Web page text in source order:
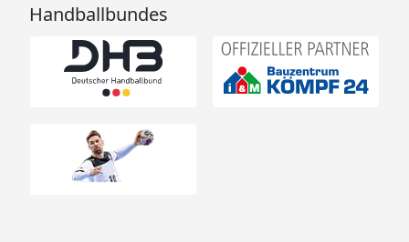
Handballbundes